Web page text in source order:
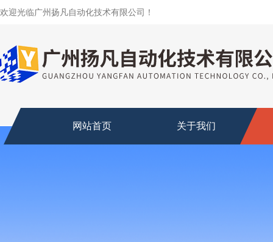
欢迎光临广州扬凡自动化技术有限公司！
网站首页 关于我们